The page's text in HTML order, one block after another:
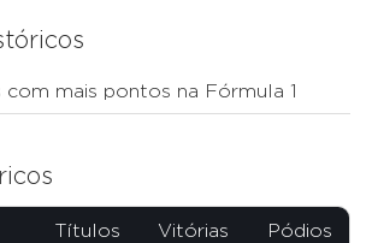
com mais pontos na Fórmula 1
Títulos Vitórias Pódios